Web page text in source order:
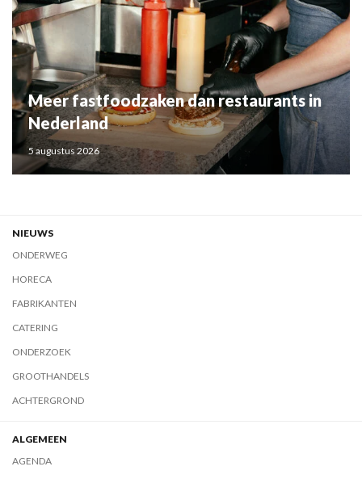
Meer fastfoodzaken dan restaurants in
Nederland
5 augustus 2026
NIEUWS
ONDERWEG
HORECA
FABRIKANTEN
CATERING
ONDERZOEK
GROOTHANDELS
ACHTERGROND
ALGEMEEN
AGENDA